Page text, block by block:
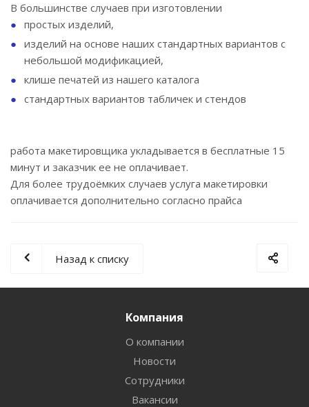
В большинстве случаев при изготовлении
простых изделий,
изделий на основе наших стандартных вариантов с
небольшой модификацией,
клише печатей из нашего каталога
стандартных вариантов табличек и стендов
работа макетировщика укладывается в бесплатные 15
минут и заказчик ее не оплачивает.
Для более трудоёмких случаев услуга макетировки
оплачивается дополнительно согласно прайса
Назад к списку
Компания
О компании
Новости
Сотрудники
Вакансии